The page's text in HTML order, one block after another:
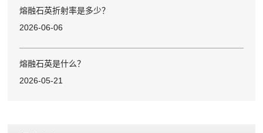
熔融石英折射率是多少？
2026-06-06
熔融石英是什么？
2026-05-21